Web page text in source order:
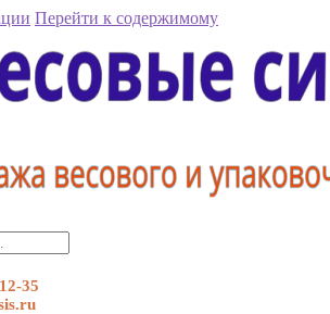
Перейти к содержимому
35